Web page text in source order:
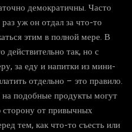
демократичны. Часто
уж он отдал за что-то
этим в полной мере. В
так, но с
за еду и напитки из мини-
отдельно – это правило.
подобные продукты могут
сторону от привычных
тем, как что-то съесть или